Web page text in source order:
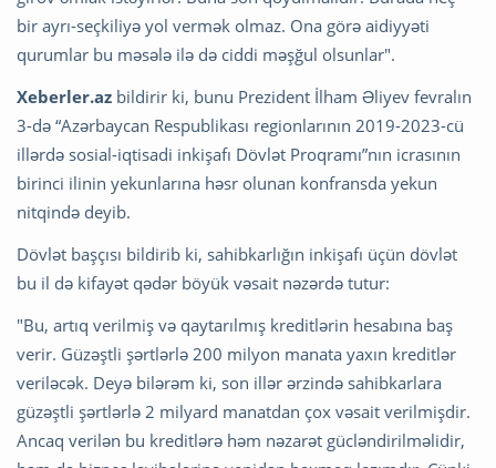
bir ayrı-seçkiliyə yol vermək olmaz. Ona görə aidiyyəti
qurumlar bu məsələ ilə də ciddi məşğul olsunlar".
Xeberler.az bildirir ki, bunu Prezident İlham Əliyev fevralın
3-də “Azərbaycan Respublikası regionlarının 2019-2023-cü
illərdə sosial-iqtisadi inkişafı Dövlət Proqramı”nın icrasının
birinci ilinin yekunlarına həsr olunan konfransda yekun
nitqində deyib.
Dövlət başçısı bildirib ki, sahibkarlığın inkişafı üçün dövlət
bu il də kifayət qədər böyük vəsait nəzərdə tutur:
"Bu, artıq verilmiş və qaytarılmış kreditlərin hesabına baş
verir. Güzəştli şərtlərlə 200 milyon manata yaxın kreditlər
veriləcək. Deyə bilərəm ki, son illər ərzində sahibkarlara
güzəştli şərtlərlə 2 milyard manatdan çox vəsait verilmişdir.
Ancaq verilən bu kreditlərə həm nəzarət gücləndirilməlidir,